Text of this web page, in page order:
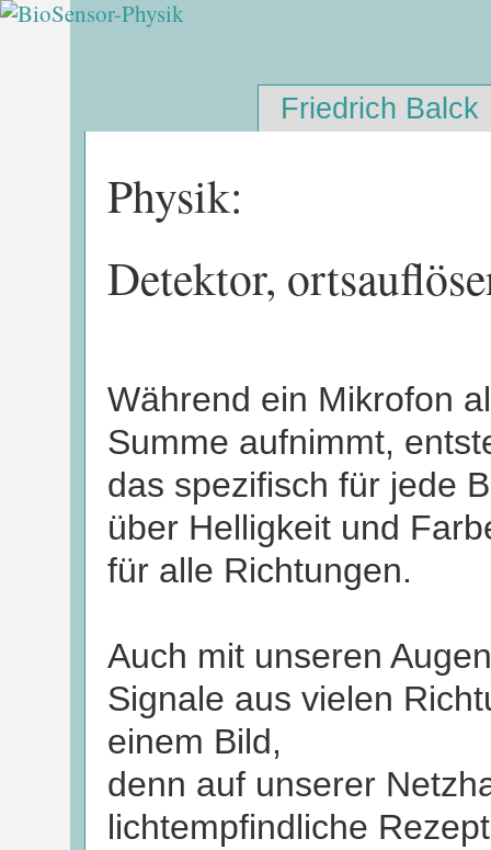
Friedrich Balck
Physik:
Detektor,
Während ein Mikrofon
Summe aufnimmt,
das spezifisch für jede
über Helligkeit und
für alle Richtungen.
Auch mit unseren
Signale aus vielen
einem Bild,
denn auf unserer
lichtempfindliche